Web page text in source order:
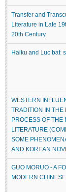
Transfer and
Literature in Late
20th Century
Haiku and Luc bat:
WESTERN
TRADITION IN THE
PROCESS OF THE
LITERATURE
SOME
AND KOREAN
GUO MORUO - A
MODERN